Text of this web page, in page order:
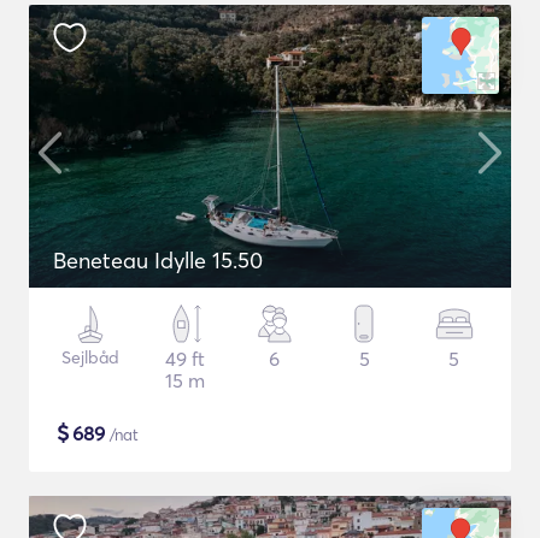
Beneteau Idylle 15.50
Sejlbåd
49 ft
15 m
6 5 5
$689 /nat